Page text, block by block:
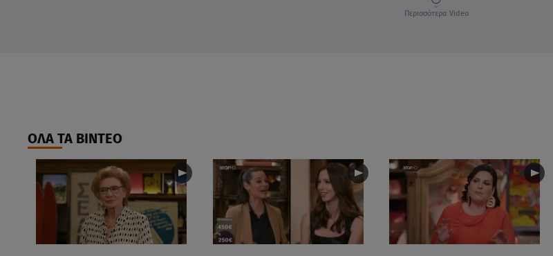
Περισσότερα Video
ΟΛΑ ΤΑ ΒΙΝΤΕΟ